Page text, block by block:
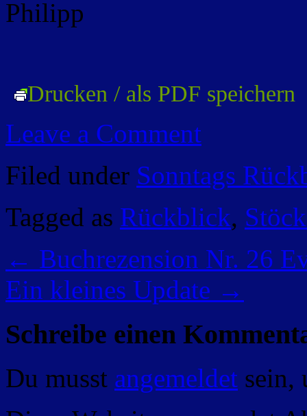
Philipp
Drucken / als PDF speichern
Leave a Comment
Filed under Sonntags
Tagged as Rückblick,
← Buchrezension Nr. 26
Ein kleines Update →
Schreibe einen
Du musst angemeldet sein,